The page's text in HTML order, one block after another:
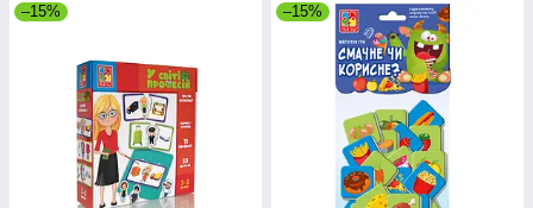
–15% –15%